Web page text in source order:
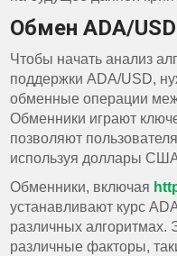
Обмен ADA/USD
Чтобы начать анализ
поддержки ADA/USD,
обменные операции
Обменники играют
позволяют
используя доллары
Обменники, включая
устанавливают курс
различных алгоритмах.
различные факторы,